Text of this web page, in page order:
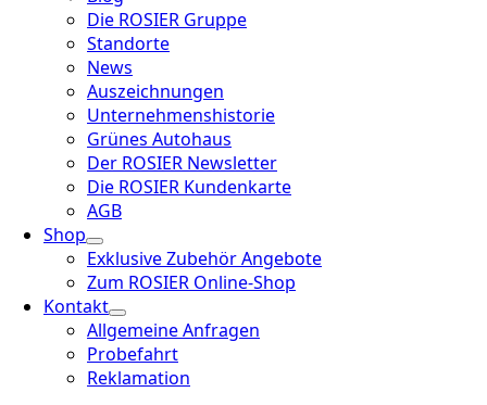
Die ROSIER Gruppe
Standorte
News
Auszeichnungen
Unternehmenshistorie
Grünes Autohaus
Der ROSIER Newsletter
Die ROSIER Kundenkarte
AGB
Shop
Exklusive Zubehör Angebote
Zum ROSIER Online-Shop
Kontakt
Allgemeine Anfragen
Probefahrt
Reklamation